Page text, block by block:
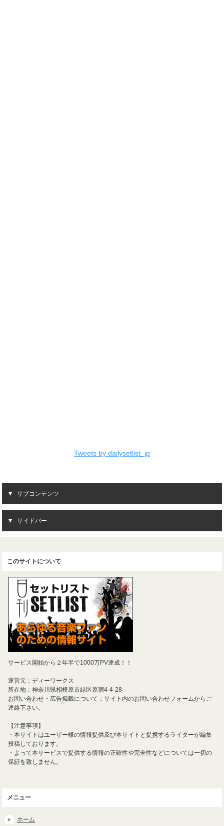
Tweets by dailysetlist_jp
サブコンテンツ
サイドバー
このサイトについて
サービス開始から２年半で1000万PV達成！！
運営元：ディーワークス
所在地：神奈川県相模原市緑区原宿4-4-28
お問い合わせ・広告掲載について：サイト内のお問い合わせフォームからご
連絡下さい。
【注意事項】
・本サイトはユーザー様の情報提供及び本サイトと提携するライターが編集
投稿しております。
・よって本サービスで提供する情報の正確性や完全性などについては一切の
保証を致しません。
メニュー
ホーム